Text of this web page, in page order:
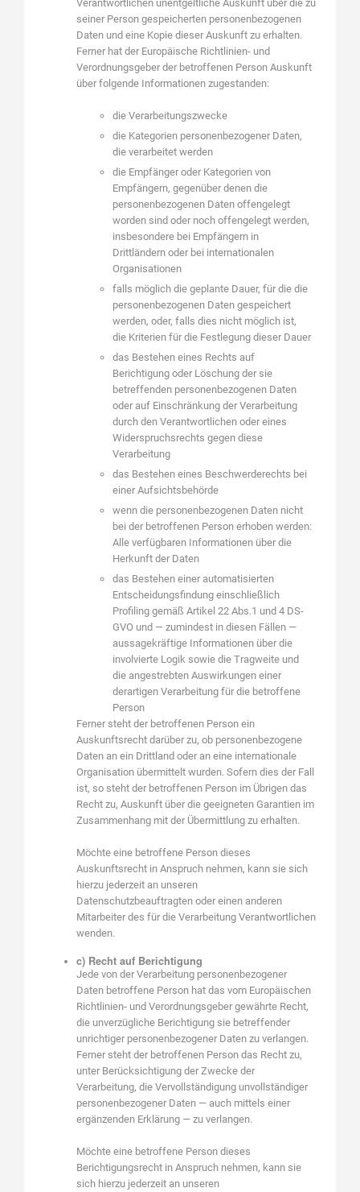
Verantwortlichen unentgeltliche Auskunft über die zu
seiner Person gespeicherten personenbezogenen
Daten und eine Kopie dieser Auskunft zu erhalten.
Ferner hat der Europäische Richtlinien- und
Verordnungsgeber der betroffenen Person Auskunft
über folgende Informationen zugestanden:
die Verarbeitungszwecke
die Kategorien personenbezogener Daten,
die verarbeitet werden
die Empfänger oder Kategorien von
Empfängern, gegenüber denen die
personenbezogenen Daten offengelegt
worden sind oder noch offengelegt werden,
insbesondere bei Empfängern in
Drittländern oder bei internationalen
Organisationen
falls möglich die geplante Dauer, für die die
personenbezogenen Daten gespeichert
werden, oder, falls dies nicht möglich ist,
die Kriterien für die Festlegung dieser Dauer
das Bestehen eines Rechts auf
Berichtigung oder Löschung der sie
betreffenden personenbezogenen Daten
oder auf Einschränkung der Verarbeitung
durch den Verantwortlichen oder eines
Widerspruchsrechts gegen diese
Verarbeitung
das Bestehen eines Beschwerderechts bei
einer Aufsichtsbehörde
wenn die personenbezogenen Daten nicht
bei der betroffenen Person erhoben werden:
Alle verfügbaren Informationen über die
Herkunft der Daten
das Bestehen einer automatisierten
Entscheidungsfindung einschließlich
Profiling gemäß Artikel 22 Abs.1 und 4 DS-
GVO und — zumindest in diesen Fällen —
aussagekräftige Informationen über die
involvierte Logik sowie die Tragweite und
die angestrebten Auswirkungen einer
derartigen Verarbeitung für die betroffene
Person
Ferner steht der betroffenen Person ein
Auskunftsrecht darüber zu, ob personenbezogene
Daten an ein Drittland oder an eine internationale
Organisation übermittelt wurden. Sofern dies der Fall
ist, so steht der betroffenen Person im Übrigen das
Recht zu, Auskunft über die geeigneten Garantien im
Zusammenhang mit der Übermittlung zu erhalten.
Möchte eine betroffene Person dieses
Auskunftsrecht in Anspruch nehmen, kann sie sich
hierzu jederzeit an unseren
Datenschutzbeauftragten oder einen anderen
Mitarbeiter des für die Verarbeitung Verantwortlichen
wenden.
c) Recht auf Berichtigung
Jede von der Verarbeitung personenbezogener
Daten betroffene Person hat das vom Europäischen
Richtlinien- und Verordnungsgeber gewährte Recht,
die unverzügliche Berichtigung sie betreffender
unrichtiger personenbezogener Daten zu verlangen.
Ferner steht der betroffenen Person das Recht zu,
unter Berücksichtigung der Zwecke der
Verarbeitung, die Vervollständigung unvollständiger
personenbezogener Daten — auch mittels einer
ergänzenden Erklärung — zu verlangen.
Möchte eine betroffene Person dieses
Berichtigungsrecht in Anspruch nehmen, kann sie
sich hierzu jederzeit an unseren